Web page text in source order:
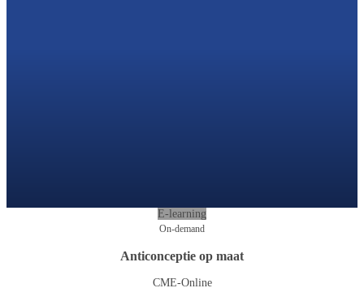
E-learning
On-demand
Anticonceptie op maat
CME-Online